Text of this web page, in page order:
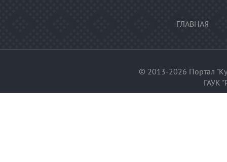
ГЛАВНАЯ
© 2013-2026 Портал
ГАУК